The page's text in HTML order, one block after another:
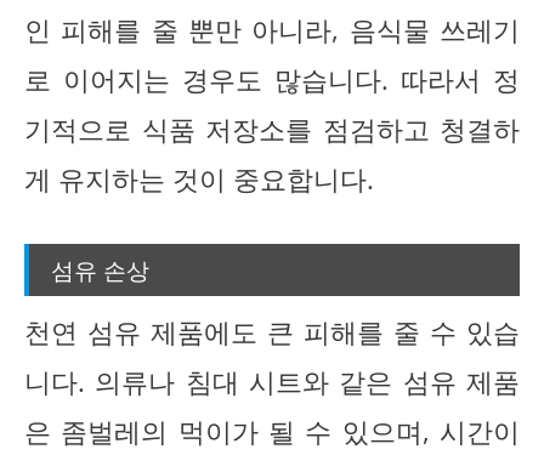
인 피해를 줄 뿐만 아니라, 음식물 쓰레기
로 이어지는 경우도 많습니다. 따라서 정
기적으로 식품 저장소를 점검하고 청결하
게 유지하는 것이 중요합니다.
섬유 손상
천연 섬유 제품에도 큰 피해를 줄 수 있습
니다. 의류나 침대 시트와 같은 섬유 제품
은 좀벌레의 먹이가 될 수 있으며, 시간이